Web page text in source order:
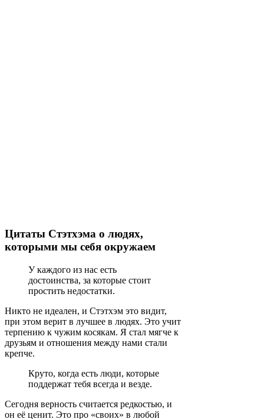
Цитаты Стэтхэма о людях,
которыми мы себя окружаем
У каждого из нас есть
достоинства, за которые стоит
простить недостатки.
Никто не идеален, и Стэтхэм это видит,
при этом верит в лучшее в людях. Это учит
терпению к чужим косякам. Я стал мягче к
друзьям и отношения между нами стали
крепче.
Круто, когда есть люди, которые
поддержат тебя всегда и везде.
Сегодня верность считается редкостью, и
он её ценит. Это про «своих» в любой